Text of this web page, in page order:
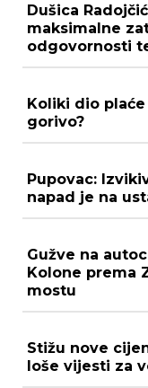
Dušica
maksimalne
odgovornosti
Koliki dio
gorivo?
Pupovac:
napad je na
Gužve na
Kolone prema
mostu
Stižu nove
loše vijesti za